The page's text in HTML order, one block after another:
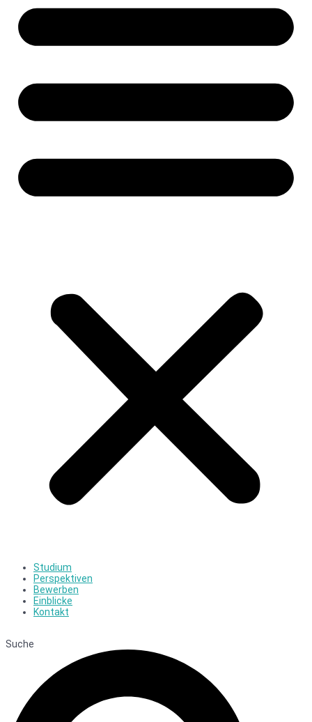
Studium
Perspektiven
Bewerben
Einblicke
Kontakt
Suche